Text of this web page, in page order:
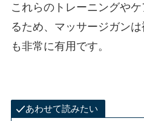
これらのトレーニングや
るため、マッサージガン
も非常に有用です。
あわせて読みたい